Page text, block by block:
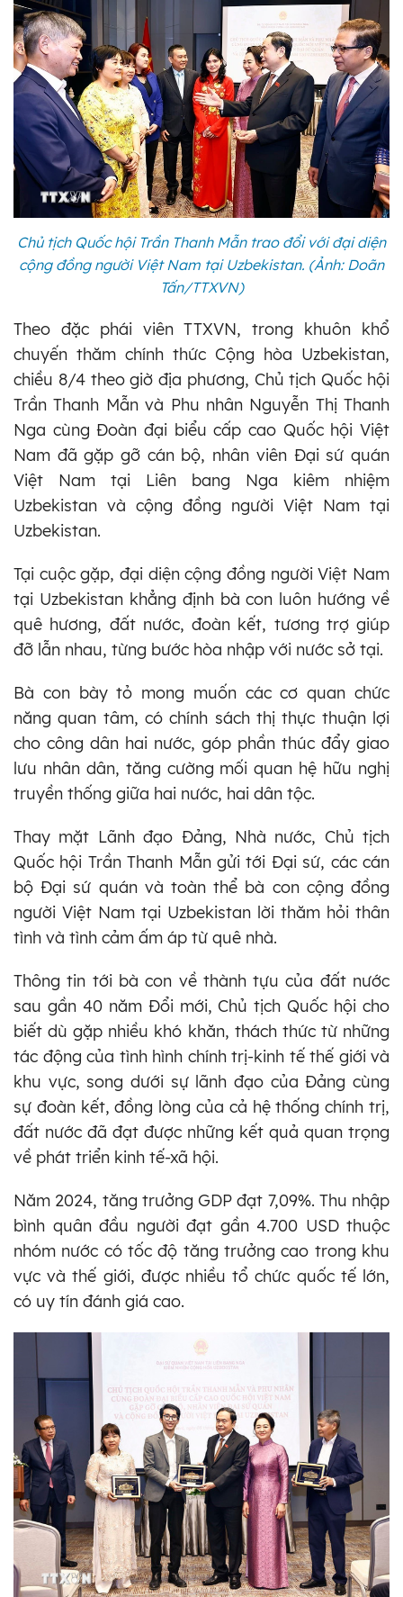
Chủ tịch Quốc hội Trần Thanh Mẫn trao đổi với đại diện
cộng đồng người Việt Nam tại Uzbekistan. (Ảnh: Doãn
Tấn/TTXVN)
Theo đặc phái viên TTXVN, trong khuôn khổ
chuyến thăm chính thức Cộng hòa Uzbekistan,
chiều 8/4 theo giờ địa phương, Chủ tịch Quốc hội
Trần Thanh Mẫn và Phu nhân Nguyễn Thị Thanh
Nga cùng Đoàn đại biểu cấp cao Quốc hội Việt
Nam đã gặp gỡ cán bộ, nhân viên Đại sứ quán
Việt Nam tại Liên bang Nga kiêm nhiệm
Uzbekistan và cộng đồng người Việt Nam tại
Uzbekistan.
Tại cuộc gặp, đại diện cộng đồng người Việt Nam
tại Uzbekistan khẳng định bà con luôn hướng về
quê hương, đất nước, đoàn kết, tương trợ giúp
đỡ lẫn nhau, từng bước hòa nhập với nước sở tại.
Bà con bày tỏ mong muốn các cơ quan chức
năng quan tâm, có chính sách thị thực thuận lợi
cho công dân hai nước, góp phần thúc đẩy giao
lưu nhân dân, tăng cường mối quan hệ hữu nghị
truyền thống giữa hai nước, hai dân tộc.
Thay mặt Lãnh đạo Đảng, Nhà nước, Chủ tịch
Quốc hội Trần Thanh Mẫn gửi tới Đại sứ, các cán
bộ Đại sứ quán và toàn thể bà con cộng đồng
người Việt Nam tại Uzbekistan lời thăm hỏi thân
tình và tình cảm ấm áp từ quê nhà.
Thông tin tới bà con về thành tựu của đất nước
sau gần 40 năm Đổi mới, Chủ tịch Quốc hội cho
biết dù gặp nhiều khó khăn, thách thức từ những
tác động của tình hình chính trị-kinh tế thế giới và
khu vực, song dưới sự lãnh đạo của Đảng cùng
sự đoàn kết, đồng lòng của cả hệ thống chính trị,
đất nước đã đạt được những kết quả quan trọng
về phát triển kinh tế-xã hội.
Năm 2024, tăng trưởng GDP đạt 7,09%. Thu nhập
bình quân đầu người đạt gần 4.700 USD thuộc
nhóm nước có tốc độ tăng trưởng cao trong khu
vực và thế giới, được nhiều tổ chức quốc tế lớn,
có uy tín đánh giá cao.